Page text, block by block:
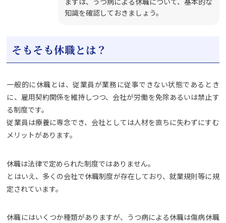
知識を確認しておきましょう。
そもそも休職とは？
一般的に休職とは、従業員が業務に従事できない状態であるとき
に、雇用契約関係を維持しつつ、会社が労働を免除あるいは禁止す
る制度です。
従業員は療養に専念でき、会社としては人材を直ちに失わずにすむ
メリットがあります。
休職は法律で定められた制度ではありません。
とはいえ、多くの会社で休職制度が存在しており、就業規則等に規
定されています。
休職にはいくつか種類がありますが、うつ病による休職は傷病休職